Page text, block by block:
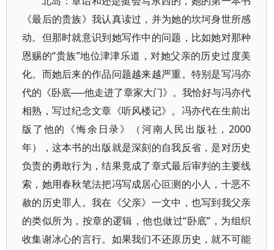
《最后的贵族》我认真读过，并为她的坎坷身世所感
动。但那时就意识到她写作中的问题，比如她对那种
恩赐的“贵族”地位津津乐道，对她父亲的历史过度美
化。而她后来的作品问题越来越严重。特别是写冯亦
代的《卧底──他走进了章家大门》。我恰好与冯亦代
相熟，写过纪念文章《听风楼记》。冯亦代在生前出
版了他的《悔余日录》（河南人民出版社，2000
年），这本书的出版就是深刻的自我反省，是对历史
负责的勇敢行为，结果竟成了章式最后审判的主要线
索，她用春秋笔法把冯写成居心叵测的小人，十恶不
赦的历史罪人。我在《父亲》一文中，也写到我父亲
的类似所为，按章的逻辑，他也做过“卧底”，为组织
收集谢冰心的言行。如果我们不还原历史，就不可能